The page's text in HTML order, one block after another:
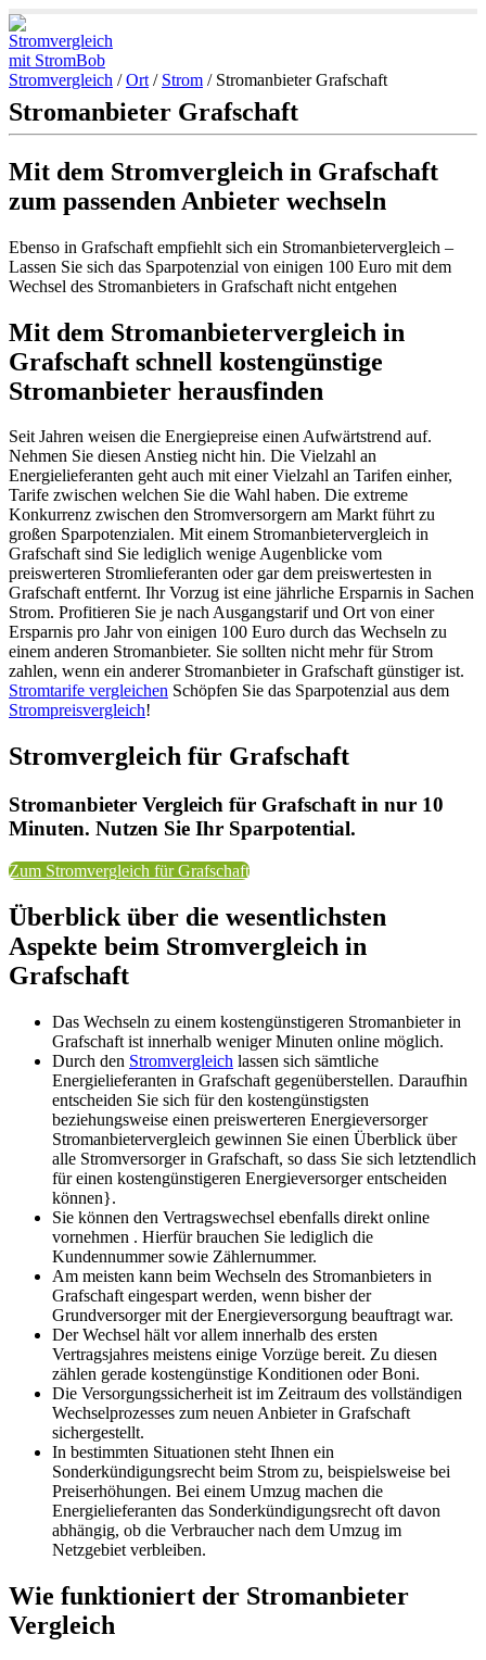
Stromvergleich /Ort / Strom / Stromanbieter Grafschaft
Stromanbieter Grafschaft
Mit dem Stromvergleich in Grafschaft
zum passenden Anbieter wechseln
Ebenso in Grafschaft empfiehlt sich ein Stromanbietervergleich –
Lassen Sie sich das Sparpotenzial von einigen 100 Euro mit dem
Wechsel des Stromanbieters in Grafschaft nicht entgehen
Mit dem Stromanbietervergleich in
Grafschaft schnell kostengünstige
Stromanbieter herausfinden
Seit Jahren weisen die Energiepreise einen Aufwärtstrend auf.
Nehmen Sie diesen Anstieg nicht hin. Die Vielzahl an
Energielieferanten geht auch mit einer Vielzahl an Tarifen einher,
Tarife zwischen welchen Sie die Wahl haben. Die extreme
Konkurrenz zwischen den Stromversorgern am Markt führt zu
großen Sparpotenzialen. Mit einem Stromanbietervergleich in
Grafschaft sind Sie lediglich wenige Augenblicke vom
preiswerteren Stromlieferanten oder gar dem preiswertesten in
Grafschaft entfernt. Ihr Vorzug ist eine jährliche Ersparnis in Sachen
Strom. Profitieren Sie je nach Ausgangstarif und Ort von einer
Ersparnis pro Jahr von einigen 100 Euro durch das Wechseln zu
einem anderen Stromanbieter. Sie sollten nicht mehr für Strom
zahlen, wenn ein anderer Stromanbieter in Grafschaft günstiger ist.
Stromtarife vergleichen Schöpfen Sie das Sparpotenzial aus dem
Strompreisvergleich!
Stromvergleich für Grafschaft
Stromanbieter Vergleich für Grafschaft in nur 10
Minuten. Nutzen Sie Ihr Sparpotential.
Zum Stromvergleich für Grafschaft
Überblick über die wesentlichsten
Aspekte beim Stromvergleich in
Grafschaft
Das Wechseln zu einem kostengünstigeren Stromanbieter in
Grafschaft ist innerhalb weniger Minuten online möglich.
Durch den Stromvergleich lassen sich sämtliche
Energielieferanten in Grafschaft gegenüberstellen. Daraufhin
entscheiden Sie sich für den kostengünstigsten
beziehungsweise einen preiswerteren Energieversorger
Stromanbietervergleich gewinnen Sie einen Überblick über
alle Stromversorger in Grafschaft, so dass Sie sich letztendlich
für einen kostengünstigeren Energieversorger entscheiden
können}.
Sie können den Vertragswechsel ebenfalls direkt online
vornehmen . Hierfür brauchen Sie lediglich die
Kundennummer sowie Zählernummer.
Am meisten kann beim Wechseln des Stromanbieters in
Grafschaft eingespart werden, wenn bisher der
Grundversorger mit der Energieversorgung beauftragt war.
Der Wechsel hält vor allem innerhalb des ersten
Vertragsjahres meistens einige Vorzüge bereit. Zu diesen
zählen gerade kostengünstige Konditionen oder Boni.
Die Versorgungssicherheit ist im Zeitraum des vollständigen
Wechselprozesses zum neuen Anbieter in Grafschaft
sichergestellt.
In bestimmten Situationen steht Ihnen ein
Sonderkündigungsrecht beim Strom zu, beispielsweise bei
Preiserhöhungen. Bei einem Umzug machen die
Energielieferanten das Sonderkündigungsrecht oft davon
abhängig, ob die Verbraucher nach dem Umzug im
Netzgebiet verbleiben.
Wie funktioniert der Stromanbieter
Vergleich